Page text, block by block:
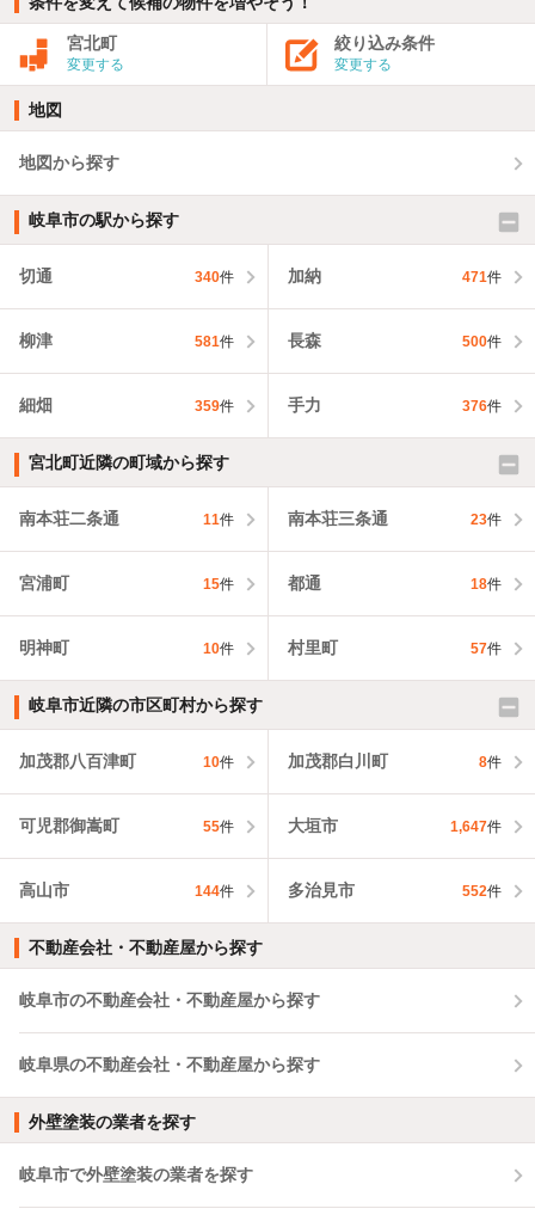
宮北町
変更する
絞り込み条件
変更する
地図
地図から探す
岐阜市の駅から探す
切通 340件 加納 471件
柳津 581件 長森 500件
細畑 359件 手力 376件
宮北町近隣の町域から探す
南本荘二条通 11件 南本荘三条通 23件
宮浦町 15件 都通 18件
明神町 10件 村里町 57件
岐阜市近隣の市区町村から探す
加茂郡八百津町 10件 加茂郡白川町 8件
可児郡御嵩町 55件 大垣市 1,647件
高山市 144件 多治見市 552件
不動産会社・不動産屋から探す
岐阜市の不動産会社・不動産屋から探す
岐阜県の不動産会社・不動産屋から探す
外壁塗装の業者を探す
岐阜市で外壁塗装の業者を探す